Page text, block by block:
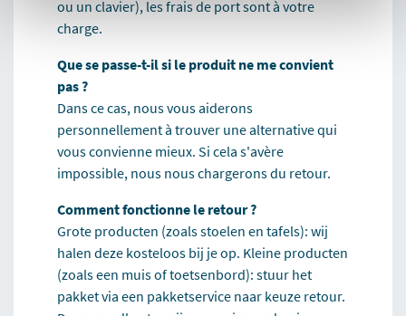
ou un clavier), les frais de port sont à votre
charge.
Que se passe-t-il si le produit ne me convient
pas ?
Dans ce cas, nous vous aiderons
personnellement à trouver une alternative qui
vous convienne mieux. Si cela s'avère
impossible, nous nous chargerons du retour.
Comment fonctionne le retour ?
Grote producten (zoals stoelen en tafels): wij
halen deze kosteloos bij je op. Kleine producten
(zoals een muis of toetsenbord): stuur het
pakket via een pakketservice naar keuze retour.